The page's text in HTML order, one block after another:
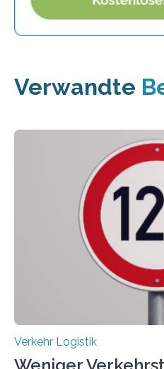
Verwandte
Verkehr Logistik
Weniger